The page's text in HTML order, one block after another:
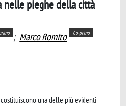
nelle pieghe della città
; Marco Romito Co-primo
una delle più evidenti